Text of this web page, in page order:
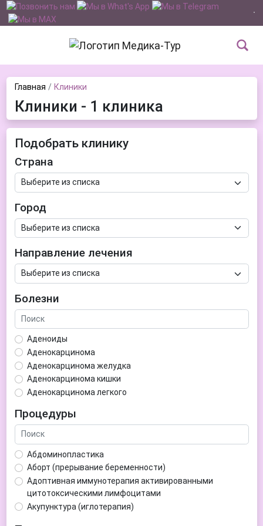
Главная Клиники
Клиники - 1 клиника
Подобрать клинику
Страна
Город
Направление лечения
Болезни
Аденоиды
Аденокарцинома
Аденокарцинома желудка
Аденокарцинома кишки
Аденокарцинома легкого
Аденома гипофиза
Аденома простаты
Аденома щитовидной железы
Аденомиоз
Адентия
Азооспермия
Акне (угри)
Алкоголизм
Процедуры
Абдоминопластика
Аборт (прерывание беременности)
Адоптивная иммунотерапия активированными
цитотоксическими лимфоцитами
Акупунктура (иглотерапия)